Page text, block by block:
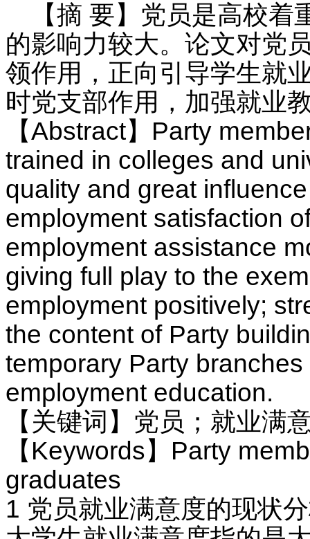
【摘 要】党员是高校
的影响力较大。论文对党
领作用，正向引导学生就
时党支部作用，加强就业
【Abstract】Party
trained in colleges and
quality and great
employment satisfaction
employment assistance
giving full play to the
employment positively;
the content of Party
temporary Party
employment education.
【关键词】党员；就业满
【Keywords】Party
graduates
1 党员就业满意度的现状